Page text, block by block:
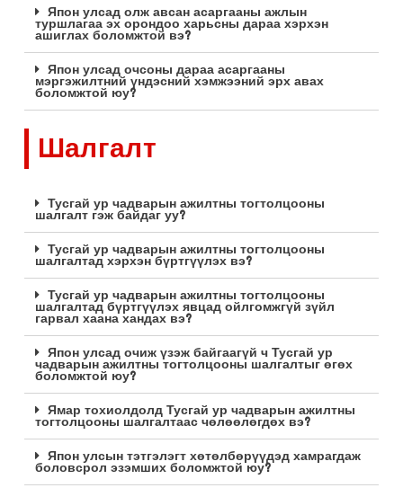
Япон улсад олж авсан асаргааны ажлын
туршлагаа эх орондоо харьсны дараа хэрхэн
ашиглах боломжтой вэ?
Япон улсад очсоны дараа асаргааны
мэргэжилтний үндэсний хэмжээний эрх авах
боломжтой юу?
Шалгалт
Тусгай ур чадварын ажилтны тогтолцооны
шалгалт гэж байдаг уу?
Тусгай ур чадварын ажилтны тогтолцооны
шалгалтад хэрхэн бүртгүүлэх вэ?
Тусгай ур чадварын ажилтны тогтолцооны
шалгалтад бүртгүүлэх явцад ойлгомжгүй зүйл
гарвал хаана хандах вэ?
Япон улсад очиж үзэж байгаагүй ч Тусгай ур
чадварын ажилтны тогтолцооны шалгалтыг өгөх
боломжтой юу?
Ямар тохиолдолд Тусгай ур чадварын ажилтны
тогтолцооны шалгалтаас чөлөөлөгдөх вэ?
Япон улсын тэтгэлэгт хөтөлбөрүүдэд хамрагдаж
боловсрол эзэмших боломжтой юу?